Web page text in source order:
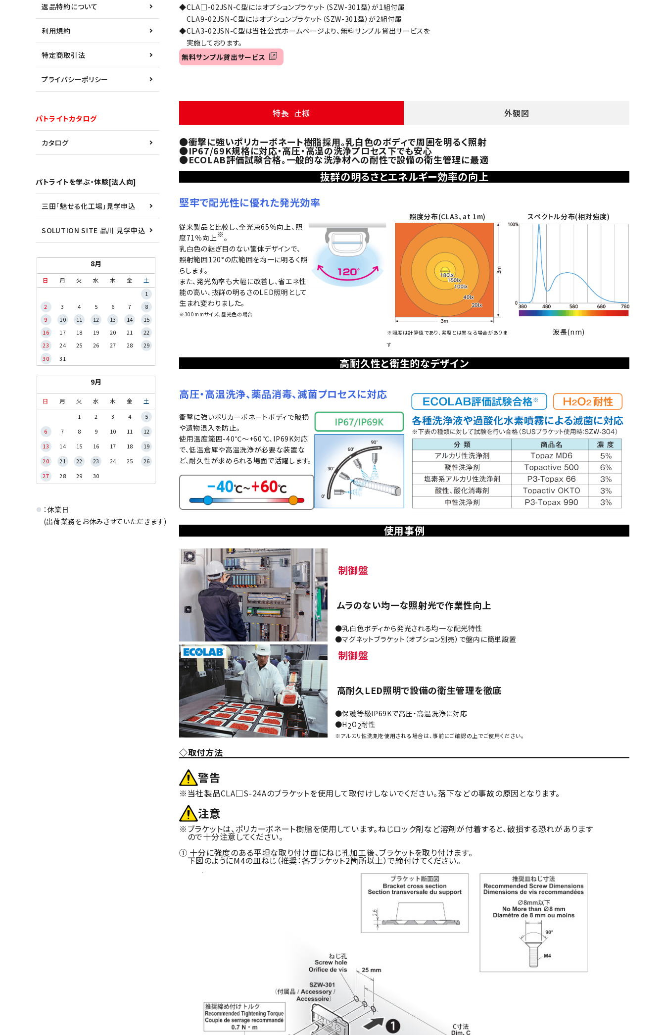
返品特約について
利用規約
特定商取引法
プライバシーポリシー
パトライトカタログ
カタログ
パトライトを学ぶ・体験[法人向]
三田「魅せる化工場」見学申込
SOLUTION SITE 品川 見学申込
8月
日 月 火 水 木 金 土
1
2
3 4 5 6 7
8
9
10 11 12 13 14
15
16
17 18 19 20 21
22
23
24 25 26 27 28
29
30
31
9月
日 月 火 水 木 金 土
1 2 3 4
5
6
7 8 9 10 11
12
13
14 15 16 17 18
19
20
21 22 23 24 25
26
27
28 29 30
：休業日
(出荷業務をお休みさせていただきます)
◆CLA□-02JSN-C型にはオプションブラケット（SZW-301型）が1組付属
CLA9-02JSN-C型にはオプションブラケット（SZW-301型）が2組付属
◆CLA3-02JSN-C型は当社公式ホームページより、無料サンプル貸出サービスを
実施しております。
無料サンプル貸出サービス
特長・仕様 外観図
●衝撃に強いポリカーボネート樹脂採用。乳白色のボディで周囲を明るく照射
●IP67/69K規格に対応・高圧・高温の洗浄プロセス下でも安心
●ECOLAB評価試験合格。一般的な洗浄材への耐性で設備の衛生管理に最適
抜群の明るさとエネルギー効率の向上
堅牢で配光性に優れた発光効率
従来製品と比較し、全光束65％向上、照
度71％向上※。
乳白色の継ぎ目のない筐体デザインで、
照射範囲120°の広範囲を均一に明るく照
らします。
また、発光効率も大幅に改善し、省エネ性
能の高い、抜群の明るさのLED照明として
生まれ変わりました。
※300mmサイズ、昼光色の場合
照度分布(CLA3、at 1m) スペクトル分布(相対強度)
※照度は計算値であり、実際とは異なる場合がありま
す
波長(nm)
高耐久性と衛生的なデザイン
高圧・高温洗浄、薬品消毒、滅菌プロセスに対応
衝撃に強いポリカーボネートボディで破損
や遺物混入を防止。
使用温度範囲-40℃～+60℃、IP69K対応
で、低温倉庫や高温洗浄が必要な装置な
ど、耐久性が求められる場面で活躍します。
使用事例
制御盤
ムラのない均一な照射光で作業性向上
●乳白色ボディから発光される均一な配光特性
●マグネットブラケット（オプション別売）で盤内に簡単設置
制御盤
高耐久LED照明で設備の衛生管理を徹底
●保護等級IP69Kで高圧・高温洗浄に対応
●H2O2耐性
※アルカリ性洗剤を使用される場合は、事前にご確認の上でご使用ください。
◇取付方法
警告
※当社製品CLA□S-24Aのブラケットを使用して取付けしないでください。落下などの事故の原因となります。
注意
※ブラケットは、ポリカーボネート樹脂を使用しています。ねじロック剤など溶剤が付着すると、破損する恐れがあります
ので十分注意してください。
① 十分に強度のある平坦な取り付け面にねじ孔加工後、ブラケットを取り付けます。
下図のようにM4の皿ねじ（推奨：各ブラケット2箇所以上）で締付けてください。